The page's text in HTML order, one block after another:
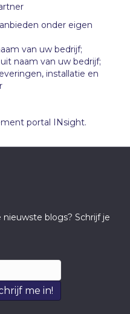
onder eigen
van uw bedrijf;
naam van uw bedrijf;
installatie en
portal INsight.
blogs? Schrijf je
me in!